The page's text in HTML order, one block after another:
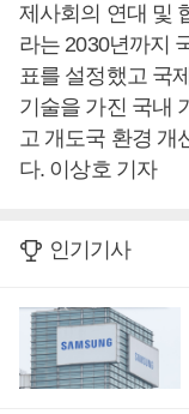
제사회의 연대 및
라는 2030년까지
표를 설정했고 국
기술을 가진 국내
고 개도국 환경 개
다. 이상호 기자
인기기사